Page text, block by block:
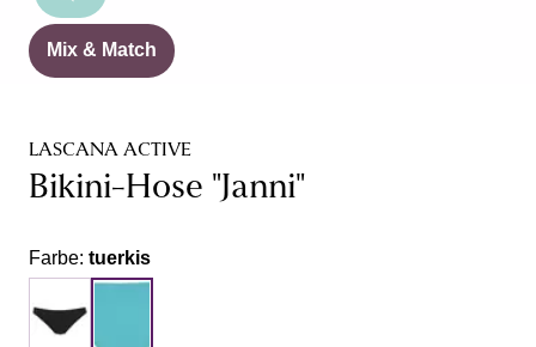
Mix & Match
LASCANA ACTIVE
Bikini-Hose "Janni"
Farbe: tuerkis